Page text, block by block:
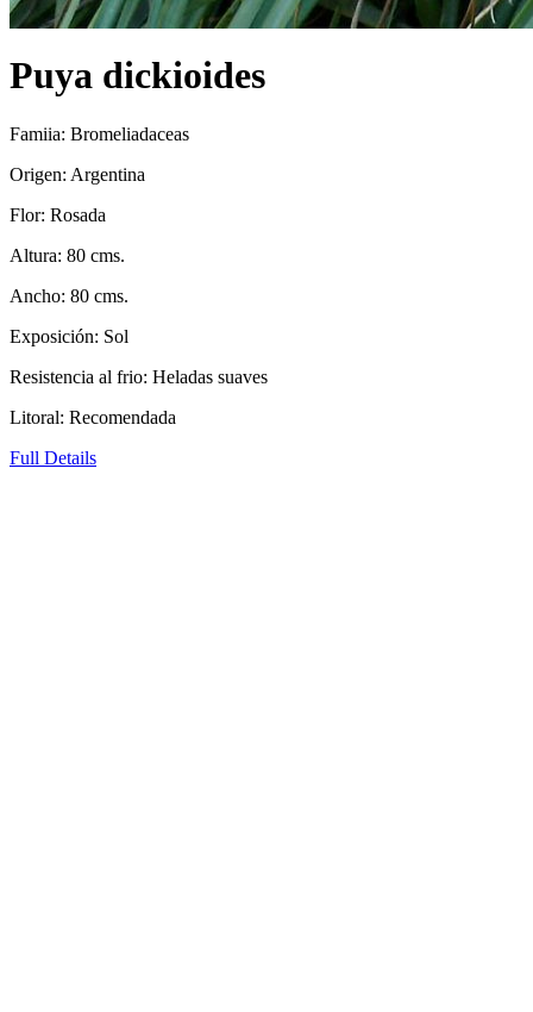
Puya dickioides
Famiia: Bromeliadaceas
Origen: Argentina
Flor: Rosada
Altura: 80 cms.
Ancho: 80 cms.
Exposición: Sol
Resistencia al frio: Heladas suaves
Litoral: Recomendada
Full Details